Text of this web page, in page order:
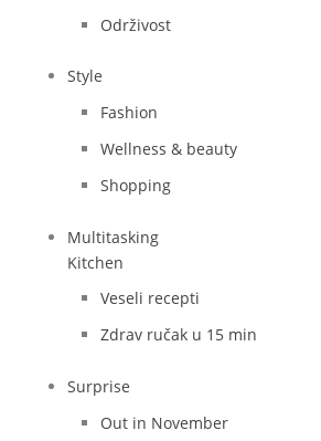
Održivost
Style
Fashion
Wellness & beauty
Shopping
Multitasking
Kitchen
Veseli recepti
Zdrav ručak u 15 min
Surprise
Out in November